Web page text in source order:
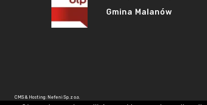
Gmina Malanów
CMS & Hosting: Nefeni Sp. z o.o.